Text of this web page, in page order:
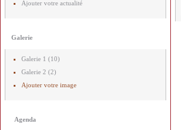
Ajouter votre actualité
Galerie
Galerie 1 (10)
Galerie 2 (2)
Ajouter votre image
Agenda